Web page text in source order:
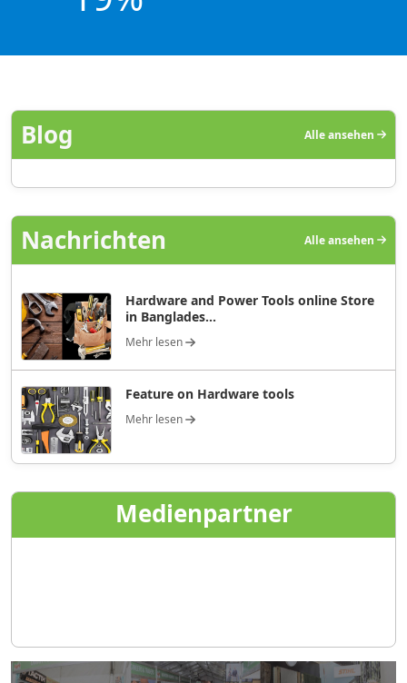
Blog Alle ansehen
Nachrichten Alle ansehen
Hardware and Power Tools online Store
in Banglades...
Mehr lesen
Feature on Hardware tools
Mehr lesen
Medienpartner